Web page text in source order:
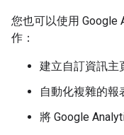
您也可以使用 Google
作：
建立自訂資訊主
自動化複雜的報
將 Google